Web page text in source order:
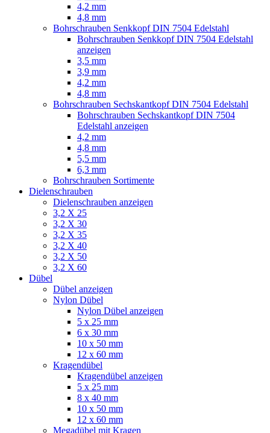
4,2 mm
4,8 mm
Bohrschrauben Senkkopf DIN 7504 Edelstahl
Bohrschrauben Senkkopf DIN 7504 Edelstahl
anzeigen
3,5 mm
3,9 mm
4,2 mm
4,8 mm
Bohrschrauben Sechskantkopf DIN 7504 Edelstahl
Bohrschrauben Sechskantkopf DIN 7504
Edelstahl anzeigen
4,2 mm
4,8 mm
5,5 mm
6,3 mm
Bohrschrauben Sortimente
Dielenschrauben
Dielenschrauben anzeigen
3,2 X 25
3,2 X 30
3,2 X 35
3,2 X 40
3,2 X 50
3,2 X 60
Dübel
Dübel anzeigen
Nylon Dübel
Nylon Dübel anzeigen
5 x 25 mm
6 x 30 mm
10 x 50 mm
12 x 60 mm
Kragendübel
Kragendübel anzeigen
5 x 25 mm
8 x 40 mm
10 x 50 mm
12 x 60 mm
Megadübel mit Kragen